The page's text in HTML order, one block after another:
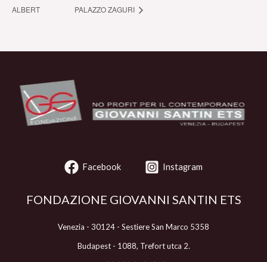
ALBERT
PALAZZO ZAGURI
Facebook Instagram
FONDAZIONE GIOVANNI SANTIN ETS
Venezia - 30124 - Sestiere San Marco 5358
Budapest - 1088, Trefort utca 2.